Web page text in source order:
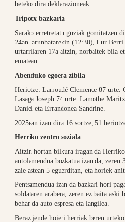
beteko dira deklarazioneak.
Tripotx bazkaria
Sarako erretretatu guziak gomitatzen
24an larunbatarekin (12:30), Lur Berri
urtarrilaren 17a aitzin, norbaitek bila
ematean.
Abenduko egoera zibila
Heriotze: Larroudé Clemence 87 urte.
Lasaga Joseph 74 urte. Lamothe
Daniel eta Errandonea Sandrine.
2025ean izan dira 16 sortze, 51
Herriko zentro soziala
Aitzin hortan bilkura iragan da
antolamendua bozkatua izan da, zeren
zaie astean 5 eguerditan, eta horiek
Pentsamendua izan da bazkari hori
soldataren arabera, zeren ez baita aski
behar da auto espresa eta langilea.
Beraz jende hoieri herriak beren